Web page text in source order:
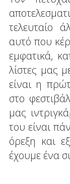
τελευταίο
αυτό που
εμφατικά,
λίστες μας
είναι η
στο
μας
του είναι
όρεξη και
έχουμε ένα